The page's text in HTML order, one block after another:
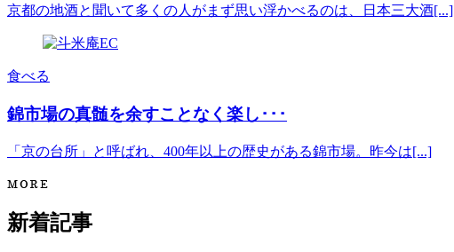
京都の地酒と聞いて多くの人がまず思い浮かべるのは、日本三大酒[...]
食べる
錦市場の真髄を余すことなく楽し･･･
「京の台所」と呼ばれ、400年以上の歴史がある錦市場。昨今は[...]
新着記事